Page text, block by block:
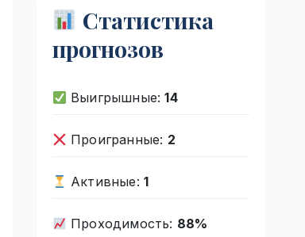
Статистика
прогнозов
Выигрышные:14
Проигранные: 2
Активные: 1
Проходимость: 88%